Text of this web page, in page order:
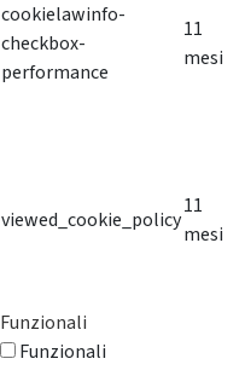
cookielawinfo-
checkbox-
performance
11
mesi
viewed_cookie_policy
11
mesi
Funzionali
Funzionali